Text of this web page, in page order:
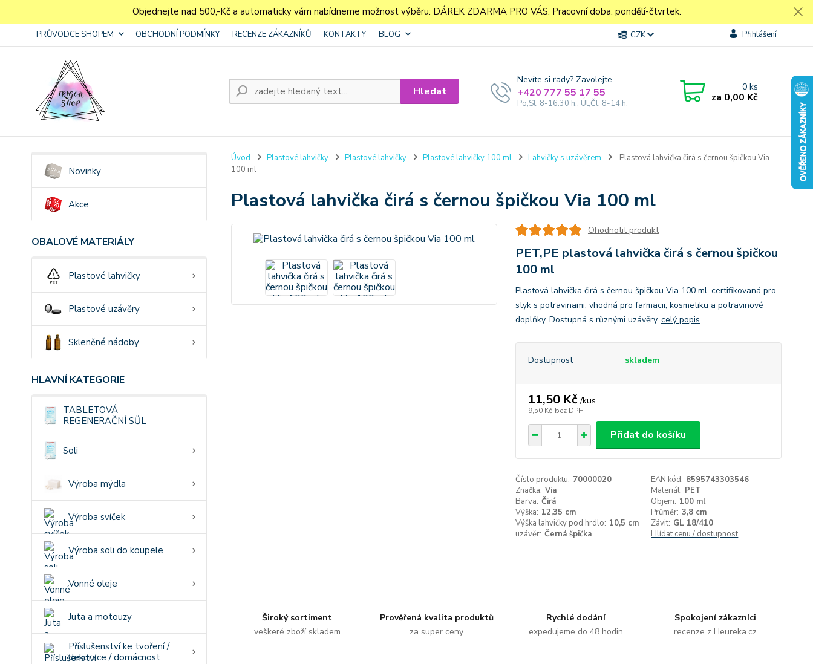
Objednejte nad 500,-Kč a automaticky vám nabídneme možnost výběru: DÁREK ZDARMA PRO VÁS. Pracovní doba: pondělí-čtvrtek.
PRŮVODCE SHOPEM OBCHODNÍ PODMÍNKY RECENZE ZÁKAZNÍKŮ KONTAKTY BLOG CZK Přihlášení
Hledat
Nevíte si rady? Zavolejte.
+420 777 55 17 55
Po,St: 8-16.30 h., Út,Čt: 8-14 h.
0ks
za 0,00 Kč
Novinky
Akce
OBALOVÉ MATERIÁLY
Plastové lahvičky
Plastové uzávěry
Skleněné nádoby
HLAVNÍ KATEGORIE
TABLETOVÁ
REGENERAČNÍ SŮL
Soli
Výroba mýdla
Výroba svíček
Výroba soli do koupele
Vonné oleje
Juta a motouzy
Příslušenství ke tvoření /
dekorace / domácnost
Úvod Plastové lahvičky Plastové lahvičky Plastové lahvičky 100 ml Lahvičky s uzávěrem
Plastová lahvička čirá s černou špičkou Via
100 ml
Plastová lahvička čirá s černou špičkou Via 100 ml
Ohodnotit produkt
PET,PE plastová lahvička čirá s černou špičkou
100 ml
Plastová lahvička čirá s černou špičkou Via 100 ml, certifikovaná pro
styk s potravinami, vhodná pro farmacii, kosmetiku a potravinové
doplňky. Dostupná s různými uzávěry. celý popis
Dostupnost skladem
11,50 Kč /kus
9,50 Kč bez DPH
Přidat do košíku
Číslo produktu: 70000020 EAN kód: 8595743303546
Značka: Via Materiál: PET
Barva: Čirá Objem: 100 ml
Výška: 12,35 cm Průměr: 3,8 cm
Výška lahvičky pod hrdlo: 10,5 cm Závit: GL 18/410
uzávěr: Černá špička Hlídat cenu / dostupnost
Široký sortiment
veškeré zboží skladem
Prověřená kvalita produktů
za super ceny
Rychlé dodání
expedujeme do 48 hodin
Spokojení zákazníci
recenze z Heureka.cz